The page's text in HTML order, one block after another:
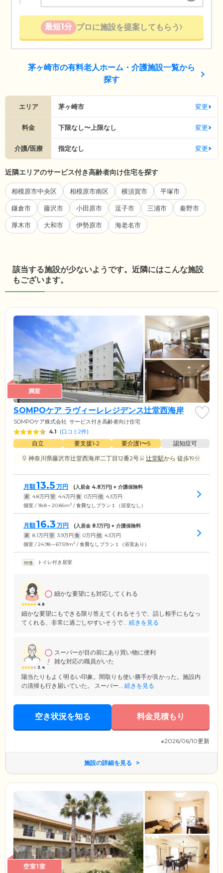
最短1分 プロに施設を提案してもらう
茅ヶ崎市の有料老人ホーム・介護施設一覧から
探す
エリア 茅ヶ崎市 変更
料金 下限なし〜上限なし 変更
介護/医療 指定なし 変更
近隣エリアのサービス付き高齢者向け住宅を探す
相模原市中央区 相模原市南区 横須賀市 平塚市
鎌倉市 藤沢市 小田原市 逗子市 三浦市 秦野市
厚木市 大和市 伊勢原市 海老名市
該当する施設が少ないようです。近隣にはこんな施設
もございます。
満室
SOMPOケア ラヴィーレレジデンス辻堂西海岸
SOMPOケア株式会社 サービス付き高齢者向け住宅
4.1 (口コミ2件)
自立 要支援1•2 要介護1〜5
認知症可
神奈川県藤沢市辻堂西海岸二丁目12番2号
辻堂駅から 徒歩19分
月額13.5 万円 (入居金 4.8万円) + 介護保険料
家 4.8万円 管 4.4万円 食 0万円 他 4.3万円
個室 / 18.8～20.85m2 / 食費なしプラン１（浴室なし）
月額16.3 万円 (入居金 8.1万円) + 介護保険料
家 8.1万円 管 3.9万円 食 0万円 他 4.3万円
個室 / 24.98～67.59m2 / 食費なしプラン１（浴室あり）
トイレ付き居室
4.8
細かな要望にも対応してくれる
細かな要望にもできる限り答えてくれるそうで、話し相手にもなっ
てくれる、非常に過ごしやすいそうで... 続きを見る
3.4
スーパーが目の前にあり買い物に便利
雑な対応の職員がいた
陽当たりもよく明るい印象。間取りも使い勝手が良かった。施設内
の清掃も行き届いていた。 スーパー... 続きを見る
空き状況を知る 料金見積もり
※2026/06/10更新
施設の詳細を見る
空室1室